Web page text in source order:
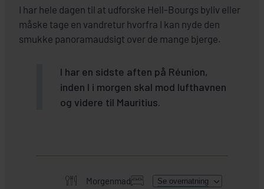
I har hele dagen til at udforske Hell-Bourgs byliv eller
måske tage en vandretur hvorfra I kan nyde den
smukke panoramaudsigt over de mange bjerge.
I har en sidste aften på Réunion,
inden I i morgen skal mod lufthavnen
og videre til Mauritius.
Morgenmad Se overnatning